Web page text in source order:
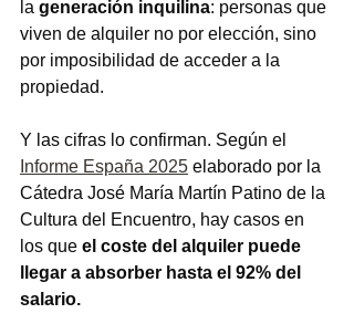
la generación inquilina: personas que
viven de alquiler no por elección, sino
por imposibilidad de acceder a la
propiedad.
Y las cifras lo confirman. Según el
Informe España 2025 elaborado por la
Cátedra José María Martín Patino de la
Cultura del Encuentro, hay casos en
los que el coste del alquiler puede
llegar a absorber hasta el 92% del
salario.